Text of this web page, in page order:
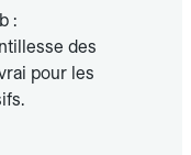
:
des
pour les